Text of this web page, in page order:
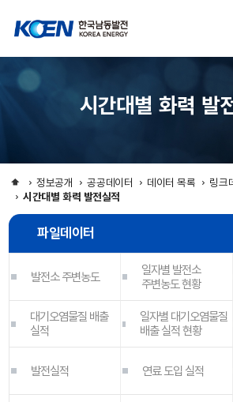
시간대별 화력 발
정보공개 공공데이터 데이터 목록
링크
시간대별 화력 발전실적
파일데이터
발전소 주변농도
일자별 발전소
주변농도 현황
대기오염물질 배출
실적
일자별 대기오염물질
배출 실적 현황
발전실적 연료 도입 실적